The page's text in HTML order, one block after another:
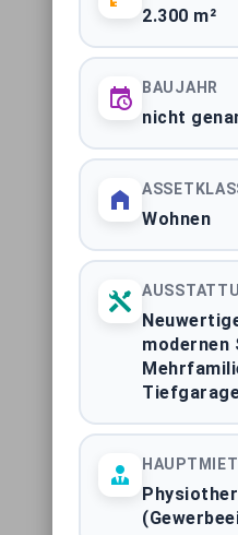
ALLE 61
Impressum |
2.300 m²
BAUJAHR
nicht
Wohnen
modernen